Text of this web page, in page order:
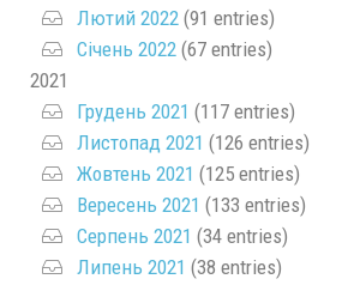
Лютий 2022 (91 entries)
Січень 2022 (67 entries)
2021
Грудень 2021 (117 entries)
Листопад 2021 (126 entries)
Жовтень 2021 (125 entries)
Вересень 2021 (133 entries)
Серпень 2021 (34 entries)
Липень 2021 (38 entries)